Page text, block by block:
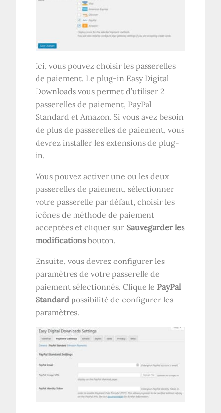
Ici, vous pouvez choisir les passerelles
de paiement. Le plug-in Easy Digital
Downloads vous permet d’utiliser 2
passerelles de paiement, PayPal
Standard et Amazon. Si vous avez besoin
de plus de passerelles de paiement, vous
devrez installer les extensions de plug-
in.
Vous pouvez activer une ou les deux
passerelles de paiement, sélectionner
votre passerelle par défaut, choisir les
icônes de méthode de paiement
acceptées et cliquer sur Sauvegarder les
modificationsbouton.
Ensuite, vous devrez configurer les
paramètres de votre passerelle de
paiement sélectionnés. Clique le PayPal
Standard possibilité de configurer les
paramètres.